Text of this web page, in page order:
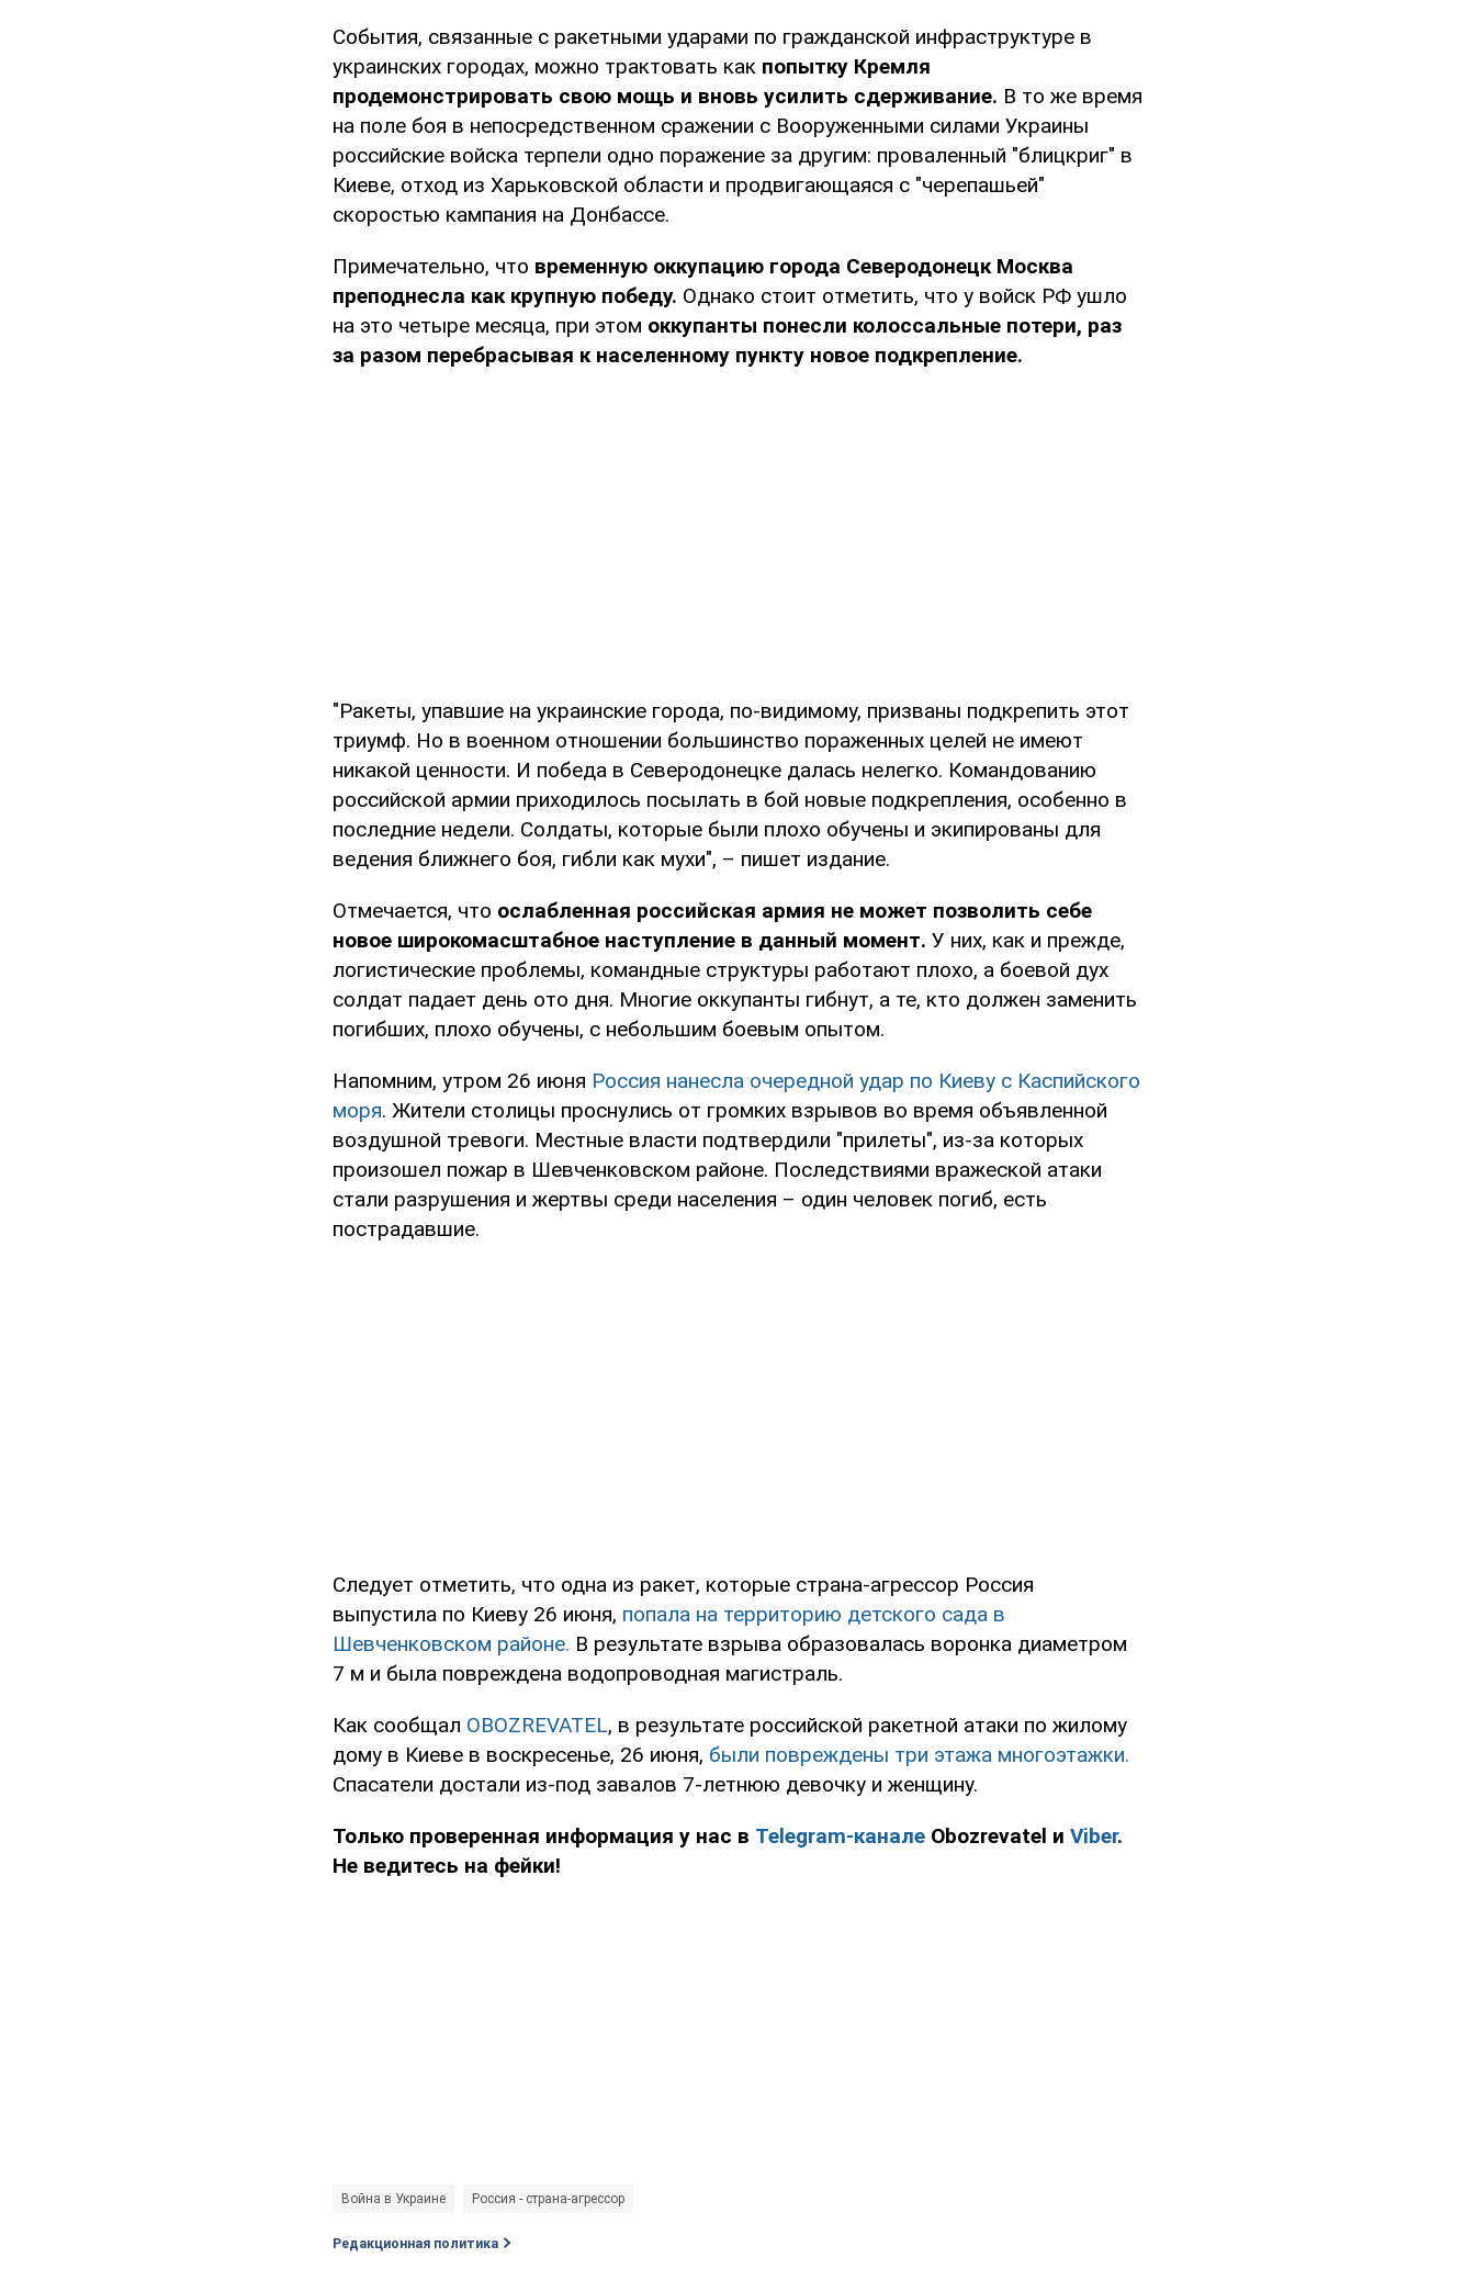
События, связанные с ракетными ударами по гражданской инфраструктуре в
украинских городах, можно трактовать как попытку Кремля
продемонстрировать свою мощь и вновь усилить сдерживание. В то же время
на поле боя в непосредственном сражении с Вооруженными силами Украины
российские войска терпели одно поражение за другим: проваленный "блицкриг" в
Киеве, отход из Харьковской области и продвигающаяся с "черепашьей"
скоростью кампания на Донбассе.
Примечательно, что временную оккупацию города Северодонецк Москва
преподнесла как крупную победу. Однако стоит отметить, что у войск РФ ушло
на это четыре месяца, при этом оккупанты понесли колоссальные потери, раз
за разом перебрасывая к населенному пункту новое подкрепление.
"Ракеты, упавшие на украинские города, по-видимому, призваны подкрепить этот
триумф. Но в военном отношении большинство пораженных целей не имеют
никакой ценности. И победа в Северодонецке далась нелегко. Командованию
российской армии приходилось посылать в бой новые подкрепления, особенно в
последние недели. Солдаты, которые были плохо обучены и экипированы для
ведения ближнего боя, гибли как мухи", – пишет издание.
Отмечается, что ослабленная российская армия не может позволить себе
новое широкомасштабное наступление в данный момент. У них, как и прежде,
логистические проблемы, командные структуры работают плохо, а боевой дух
солдат падает день ото дня. Многие оккупанты гибнут, а те, кто должен заменить
погибших, плохо обучены, с небольшим боевым опытом.
Напомним, утром 26 июня Россия нанесла очередной удар по Киеву с Каспийского
моря. Жители столицы проснулись от громких взрывов во время объявленной
воздушной тревоги. Местные власти подтвердили "прилеты", из-за которых
произошел пожар в Шевченковском районе. Последствиями вражеской атаки
стали разрушения и жертвы среди населения – один человек погиб, есть
пострадавшие.
Следует отметить, что одна из ракет, которые страна-агрессор Россия
выпустила по Киеву 26 июня, попала на территорию детского сада в
Шевченковском районе. В результате взрыва образовалась воронка диаметром
7 м и была повреждена водопроводная магистраль.
Как сообщал OBOZREVATEL, в результате российской ракетной атаки по жилому
дому в Киеве в воскресенье, 26 июня, были повреждены три этажа многоэтажки.
Спасатели достали из-под завалов 7-летнюю девочку и женщину.
Только проверенная информация у нас в Telegram-канале Obozrevatel и Viber.
Не ведитесь на фейки!
Война в Украине Россия - страна-агрессор
Редакционная политика